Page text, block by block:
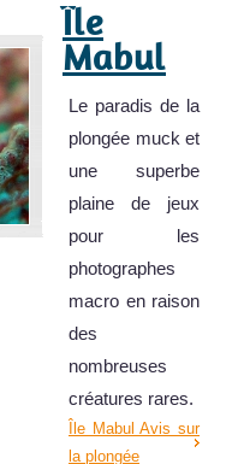
Île
Mabul
Le paradis de la
plongée muck et
une superbe
plaine de jeux
pour les
photographes
macro en raison
des
nombreuses
créatures rares.
Île Mabul Avis sur
la plongée